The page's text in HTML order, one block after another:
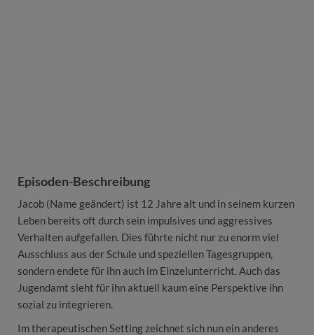
Episoden-Beschreibung
Jacob (Name geändert) ist 12 Jahre alt und in seinem kurzen
Leben bereits oft durch sein impulsives und aggressives
Verhalten aufgefallen. Dies führte nicht nur zu enorm viel
Ausschluss aus der Schule und speziellen Tagesgruppen,
sondern endete für ihn auch im Einzelunterricht. Auch das
Jugendamt sieht für ihn aktuell kaum eine Perspektive ihn
sozial zu integrieren.
Im therapeutischen Setting zeichnet sich nun ein anderes